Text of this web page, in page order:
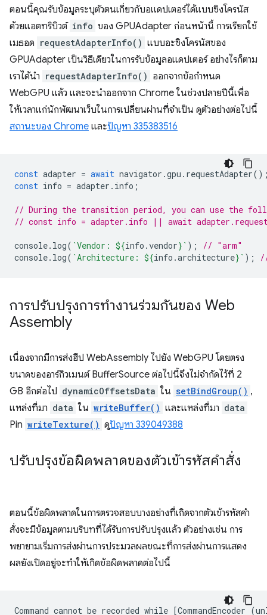
ตอนนี้คุณรับข้อมูลระบุตัวตนเกี่ยวกับอแดปเตอร์ได้แบบซิงโครนัส
ด้วยแอตทริบิวต์ info ของ GPUAdapter ก่อนหน้านี้ การเรียกใช้
เมธอด requestAdapterInfo() แบบอะซิงโครนัสของ
GPUAdapter เป็นวิธีเดียวในการรับข้อมูลอแดปเตอร์ อย่างไรก็ตาม
เราได้นำ requestAdapterInfo() ออกจากข้อกำหนด
WebGPU แล้ว และจะนำออกจาก Chrome ในช่วงปลายปีนี้เพื่อ
ให้เวลาแก่นักพัฒนาเว็บในการเปลี่ยนผ่านที่จำเป็น ดูตัวอย่างต่อไปนี้
สถานะของ Chrome และปัญหา 335383516
const adapter = await navigator .gpu . requestAdapter
const info = adapter . info ;
// During the transition period, you can use the
// const info = adapter.info || await
console. log( `Vendor: ${info .vendor} ` );
// "arm"
console. log( `Architecture: ${info .architecture} ` );
การปรับปรุงการทำงานร่วมกันของ Web
Assembly
เนื่องจากมีการส่งฮีป WebAssembly ไปยัง WebGPU โดยตรง
ขนาดของอาร์กิวเมนต์ BufferSource ต่อไปนี้จึงไม่จำกัดไว้ที่ 2
GB อีกต่อไป dynamicOffsetsData ใน setBindGroup() ,
แหล่งที่มา data ใน writeBuffer() และแหล่งที่มา data
Pin writeTexture() ดูปัญหา 339049388
ปรับปรุงข้อผิดพลาดของตัวเข้ารหัสคำสั่ง
ตอนนี้ข้อผิดพลาดในการตรวจสอบบางอย่างที่เกิดจากตัวเข้ารหัสคำ
สั่งจะมีข้อมูลตามบริบทที่ได้รับการปรับปรุงแล้ว ตัวอย่างเช่น การ
พยายามเริ่มการส่งผ่านการประมวลผลขณะที่การส่งผ่านการแสดง
ผลยังเปิดอยู่จะทำให้เกิดข้อผิดพลาดต่อไปนี้
Command cannot be recorded while